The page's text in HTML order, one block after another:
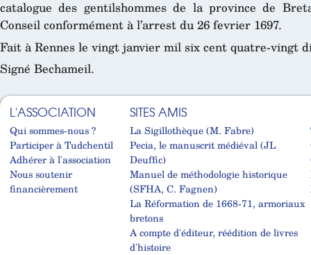
catalogue des gentilshommes de la province de
Conseil conformément à l’arrest du 26 fevrier 1697.
Fait à Rennes le vingt janvier mil six cent quatre-vingt
Signé Bechameil.
L'ASSOCIATION
Qui sommes-nous ?
Participer à Tudchentil
Adhérer à l'association
Nous soutenir
financièrement
SITES AMIS
La Sigillothèque (M. Fabre)
Pecia, le manuscrit médiéval (JL
Deuffic)
Manuel de méthodologie historique
(SFHA, C. Fagnen)
La Réformation de 1668-71, armoriaux
bretons
A compte d'éditeur, réédition de livres
d'histoire